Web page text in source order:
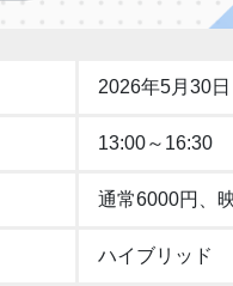
2026年5月30日
13:00～16:30
通常6000円、
ハイブリッド